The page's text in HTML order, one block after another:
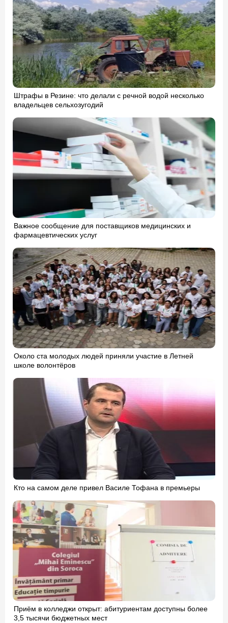
Штрафы в Резине: что делали с речной водой несколько
владельцев сельхозугодий
Важное сообщение для поставщиков медицинских и
фармацевтических услуг
Около ста молодых людей приняли участие в Летней
школе волонтёров
Кто на самом деле привел Василе Тофана в премьеры
Приём в колледжи открыт: абитуриентам доступны более
3,5 тысячи бюджетных мест